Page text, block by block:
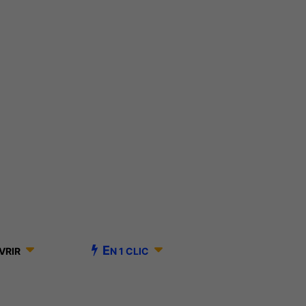
EN 1 CLIC